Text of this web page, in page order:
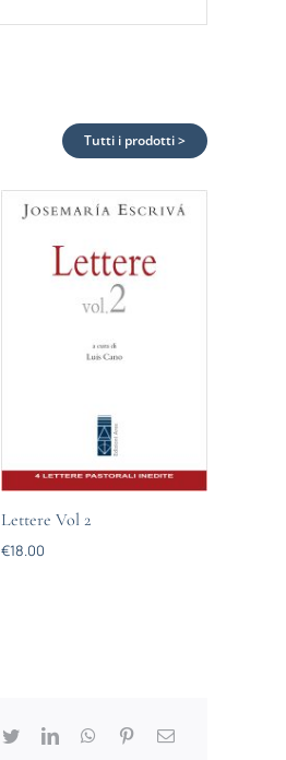
Tutti i prodotti >
Lettere Vol 2
€18.00